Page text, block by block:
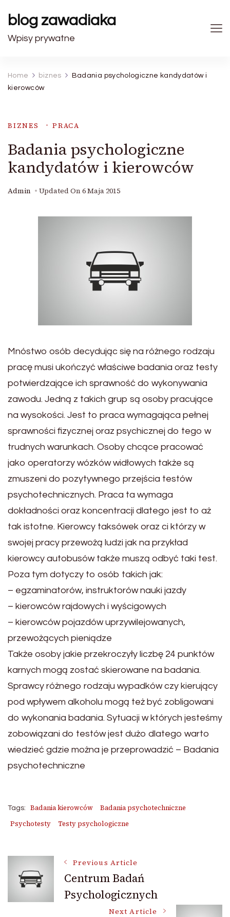
blog zawadiaka
Wpisy prywatne
Home biznes
Badania psychologiczne kandydatów i
kierowców
BIZNES PRACA
Badania psychologiczne
kandydatów i kierowców
Admin Updated On 6 Maja 2015
Mnóstwo osób decydując się na różnego rodzaju
pracę musi ukończyć właściwe badania oraz testy
potwierdzające ich sprawność do wykonywania
zawodu. Jedną z takich grup są osoby pracujące
na wysokości. Jest to praca wymagająca pełnej
sprawności fizycznej oraz psychicznej do tego w
trudnych warunkach. Osoby chcące pracować
jako operatorzy wózków widłowych także są
zmuszeni do pozytywnego przejścia testów
psychotechnicznych. Praca ta wymaga
dokładności oraz koncentracji dlatego jest to aż
tak istotne. Kierowcy taksówek oraz ci którzy w
swojej pracy przewożą ludzi jak na przykład
kierowcy autobusów także muszą odbyć taki test.
Poza tym dotyczy to osób takich jak:
– egzaminatorów, instruktorów nauki jazdy
– kierowców rajdowych i wyścigowych
– kierowców pojazdów uprzywilejowanych,
przewożących pieniądze
Także osoby jakie przekroczyły liczbę 24 punktów
karnych mogą zostać skierowane na badania.
Sprawcy różnego rodzaju wypadków czy kierujący
pod wpływem alkoholu mogą też być zobligowani
do wykonania badania. Sytuacji w których jesteśmy
zobowiązani do testów jest dużo dlatego warto
wiedzieć gdzie można je przeprowadzić – Badania
psychotechniczne
Tags: Badania kierowców
Badania psychotechniczne
Psychotesty
Testy psychologiczne
Post
Navigation
Previous Article
Centrum Badań
Psychologicznych
Next Article